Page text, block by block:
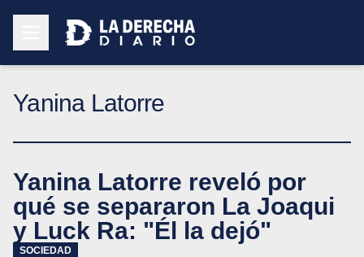
Yanina Latorre
Yanina Latorre reveló por
qué se separaron La Joaqui
y Luck Ra: "Él la dejó"
SOCIEDAD